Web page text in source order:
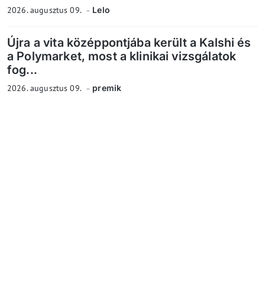
2026. augusztus 09. Lelo
Újra a vita középpontjába került a Kalshi és
a Polymarket, most a klinikai vizsgálatok
fog...
2026. augusztus 09. premik